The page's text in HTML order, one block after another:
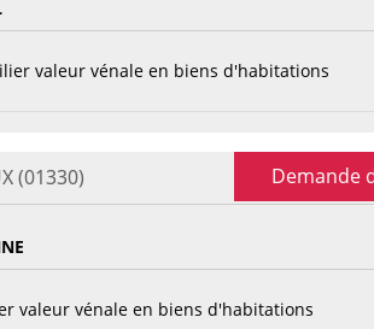
valeur vénale en biens d'habitations
(01330) Demande
valeur vénale en biens d'habitations